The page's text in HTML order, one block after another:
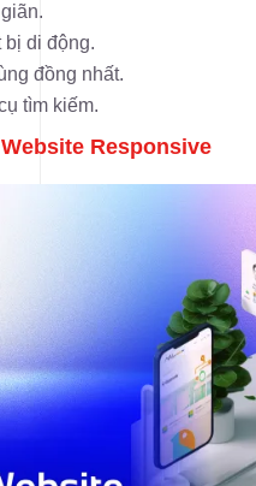
bị di động.
đồng nhất.
tìm kiếm.
Responsive